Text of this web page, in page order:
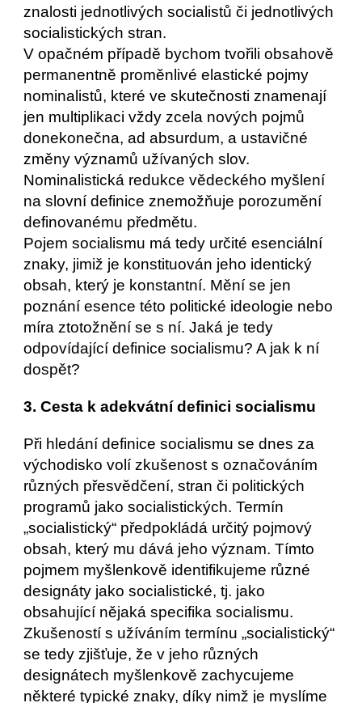
znalosti jednotlivých socialistů či jednotlivých
socialistických stran.
V opačném případě bychom tvořili obsahově
permanentně proměnlivé elastické pojmy
nominalistů, které ve skutečnosti znamenají
jen multiplikaci vždy zcela nových pojmů
donekonečna, ad absurdum, a ustavičné
změny významů užívaných slov.
Nominalistická redukce vědeckého myšlení
na slovní definice znemožňuje porozumění
definovanému předmětu.
Pojem socialismu má tedy určité esenciální
znaky, jimiž je konstituován jeho identický
obsah, který je konstantní. Mění se jen
poznání esence této politické ideologie nebo
míra ztotožnění se s ní. Jaká je tedy
odpovídající definice socialismu? A jak k ní
dospět?
3. Cesta k adekvátní definici socialismu
Při hledání definice socialismu se dnes za
východisko volí zkušenost s označováním
různých přesvědčení, stran či politických
programů jako socialistických. Termín
„socialistický“ předpokládá určitý pojmový
obsah, který mu dává jeho význam. Tímto
pojmem myšlenkově identifikujeme různé
designáty jako socialistické, tj. jako
obsahující nějaká specifika socialismu.
Zkušeností s užíváním termínu „socialistický“
se tedy zjišťuje, že v jeho různých
designátech myšlenkově zachycujeme
některé typické znaky, díky nimž je myslíme